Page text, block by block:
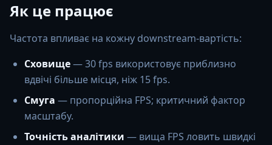
Як це працює
Частота впливає на кожну downstream-вартість:
Сховище— 30 fps використовує приблизно
вдвічі більше місця, ніж 15 fps.
Смуга — пропорційна FPS; критичний фактор
масштабу.
Точність аналітики — вища FPS ловить швидкі